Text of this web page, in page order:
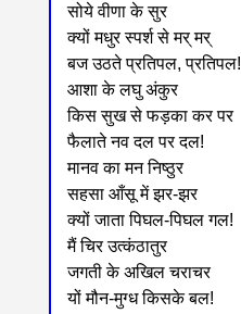
सोये वीणा के सुर
क्यों मधुर स्पर्श से मर् मर्
बज उठते प्रतिपल, प्रतिपल!
आशा के लघु अंकुर
किस सुख से फड़का कर पर
फैलाते नव दल पर दल!
मानव का मन निष्ठुर
सहसा आँसू में झर-झर
क्यों जाता पिघल-पिघल गल!
मैं चिर उत्कंठातुर
जगती के अखिल चराचर
यों मौन-मुग्ध किसके बल!